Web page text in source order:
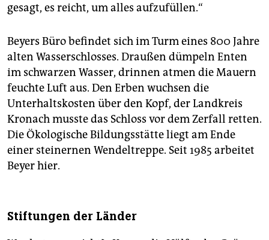
gesagt, es reicht, um alles aufzufüllen.“
Beyers Büro befindet sich im Turm eines 800 Jahre
alten Wasserschlosses. Draußen dümpeln Enten
im schwarzen Wasser, drinnen atmen die Mauern
feuchte Luft aus. Den Erben wuchsen die
Unterhaltskosten über den Kopf, der Landkreis
Kronach musste das Schloss vor dem Zerfall retten.
Die Ökologische Bildungsstätte liegt am Ende
einer steinernen Wendeltreppe. Seit 1985 arbeitet
Beyer hier.
Stiftungen der Länder